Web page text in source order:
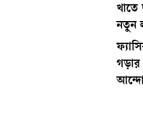
খাতে
নতুন
গড়ার